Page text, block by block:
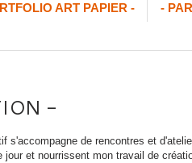
ART PAPIER - -
-
s'accompagne de rencontres et
jour et nourrissent mon travail de